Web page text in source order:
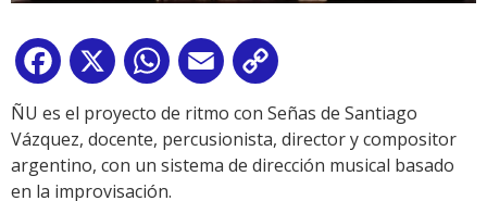
Facebook
X WhatsApp
Email
Link
ÑU es el proyecto de ritmo con Señas de Santiago
Vázquez, docente, percusionista, director y compositor
argentino, con un sistema de dirección musical basado
en la improvisación.